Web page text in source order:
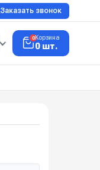
Заказать звонок
0Корзина
0 шт.